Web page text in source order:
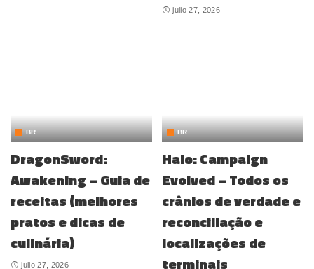
julio 27, 2026
BR
DragonSword:
Awakening – Guia de
receitas (melhores
pratos e dicas de
culinária)
julio 27, 2026
BR
Halo: Campaign
Evolved – Todos os
crânios de verdade e
reconciliação e
localizações de
terminais